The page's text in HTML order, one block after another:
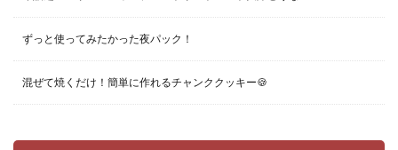
ずっと使ってみたかった夜パック！
混ぜて焼くだけ！簡単に作れるチャンククッキー🍪